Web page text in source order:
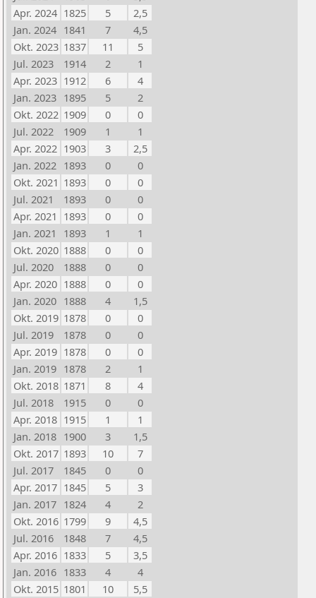
Apr. 2024 1825 5
2,5
Jan. 2024 1841 7
4,5
Okt. 2023 1837 11
5
Jul. 2023
1914 2
1
Apr. 2023 1912 6
4
Jan. 2023 1895 5
2
Okt. 2022 1909 0
0
Jul. 2022
1909 1
1
Apr. 2022 1903 3
2,5
Jan. 2022 1893 0
0
Okt. 2021 1893 0
0
Jul. 2021
1893 0
0
Apr. 2021 1893 0
0
Jan. 2021
1893 1
1
Okt. 2020 1888 0
0
Jul. 2020
1888 0
0
Apr. 2020 1888 0
0
Jan. 2020 1888 4
1,5
Okt. 2019 1878 0
0
Jul. 2019
1878 0
0
Apr. 2019 1878 0
0
Jan. 2019 1878 2
1
Okt. 2018 1871 8
4
Jul. 2018
1915 0
0
Apr. 2018 1915 1
1
Jan. 2018 1900 3
1,5
Okt. 2017 1893 10
7
Jul. 2017
1845 0
0
Apr. 2017 1845 5
3
Jan. 2017 1824 4
2
Okt. 2016 1799 9
4,5
Jul. 2016
1848 7
4,5
Apr. 2016 1833 5
3,5
Jan. 2016 1833 4
4
Okt. 2015 1801 10
5,5